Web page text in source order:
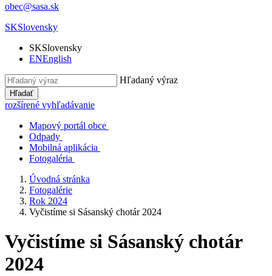
obec@sasa.sk
SKSlovensky
SKSlovensky
ENEnglish
Hľadaný výraz
Hľadať
rozšírené vyhľadávanie
Mapový portál obce
Odpady
Mobilná aplikácia
Fotogaléria
Úvodná stránka
Fotogalérie
Rok 2024
Vyčistíme si Sásanský chotár 2024
Vyčistíme si Sásanský chotár
2024